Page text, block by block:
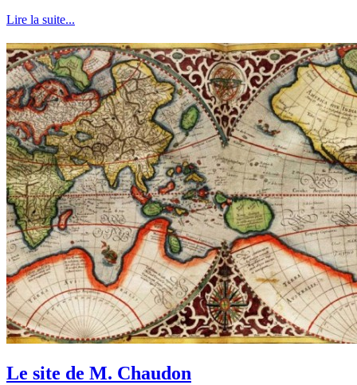
Lire la suite...
Le site de M. Chaudon